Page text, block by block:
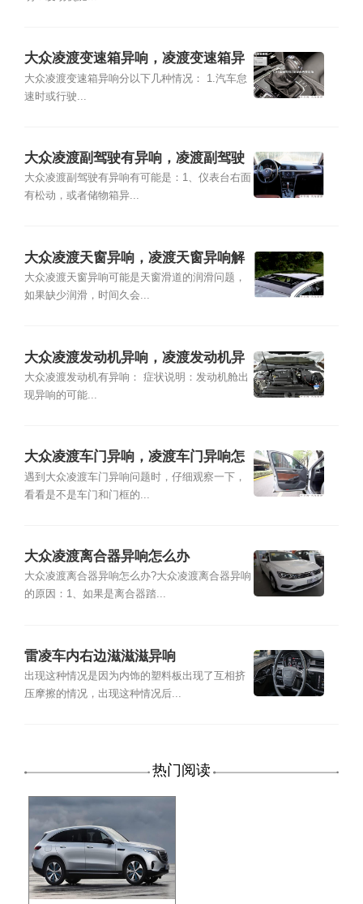
大众凌渡变速箱异响，凌渡变速箱异
响怎么办
大众凌渡变速箱异响分以下几种情况： 1.汽车怠
速时或行驶...
大众凌渡副驾驶有异响，凌渡副驾驶
嗡嗡异响
大众凌渡副驾驶有异响有可能是：1、仪表台右面
有松动，或者储物箱异...
大众凌渡天窗异响，凌渡天窗异响解
决方案
大众凌渡天窗异响可能是天窗滑道的润滑问题，
如果缺少润滑，时间久会...
大众凌渡发动机异响，凌渡发动机异
响突突声
大众凌渡发动机有异响： 症状说明：发动机舱出
现异响的可能...
大众凌渡车门异响，凌渡车门异响怎
么解决
遇到大众凌渡车门异响问题时，仔细观察一下，
看看是不是车门和门框的...
大众凌渡离合器异响怎么办
大众凌渡离合器异响怎么办?大众凌渡离合器异响
的原因：1、如果是离合器踏...
雷凌车内右边滋滋滋异响
出现这种情况是因为内饰的塑料板出现了互相挤
压摩擦的情况，出现这种情况后...
热门阅读